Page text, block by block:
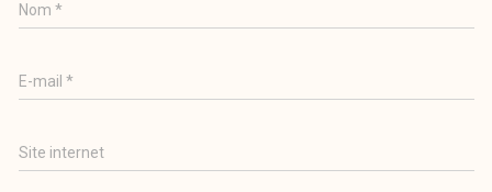
Nom*
E-mail*
Site internet